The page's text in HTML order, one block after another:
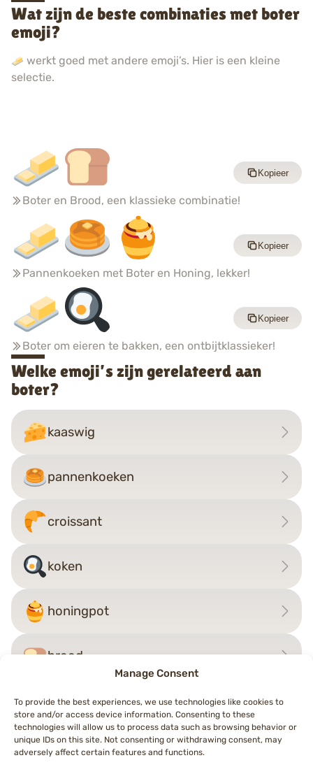
Manage Consent
To provide the best experiences, we use technologies like cookies to
store and/or access device information. Consenting to these
technologies will allow us to process data such as browsing behavior or
unique IDs on this site. Not consenting or withdrawing consent, may
adversely affect certain features and functions.
Wat zijn de beste combinaties met boter
emoji?
werkt goed met andere emoji’s. Hier is een kleine
selectie.
Boter en Brood, een klassieke combinatie!
Kopieer
Pannenkoeken met Boter en Honing, lekker!
Kopieer
Boter om eieren te bakken, een ontbijtklassieker!
Kopieer
Welke emoji’s zijn gerelateerd aan
boter?
kaaswig
pannenkoeken
croissant
koken
honingpot
brood
Bericht
navigatie
← wafelmate→